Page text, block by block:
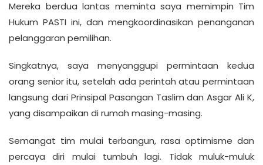
Mereka berdua lantas meminta saya memimpin Tim
Hukum PASTI ini, dan mengkoordinasikan penanganan
pelanggaran pemilihan.
Singkatnya, saya menyanggupi permintaan kedua
orang senior itu, setelah ada perintah atau permintaan
langsung dari Prinsipal Pasangan Taslim dan Asgar Ali K,
yang disampaikan di rumah masing-masing.
Semangat tim mulai terbangun, rasa optimisme dan
percaya diri mulai tumbuh lagi. Tidak muluk-muluk